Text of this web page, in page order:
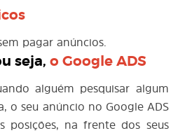
pagar anúncios.
seja,oGoogle ADS
alguém pesquisar algum
o seu anúncio no Google ADS
posições, na frente dos seus